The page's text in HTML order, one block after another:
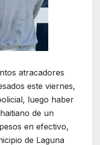
atracadores
este viernes,
luego haber
de un
en efectivo,
de Laguna